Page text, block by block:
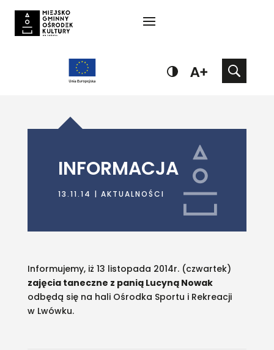
INFORMACJA
13.11.14 | AKTUALNOŚCI
Informujemy, iż 13 listopada 2014r. (czwartek)
zajęcia taneczne z panią Lucyną Nowak
odbędą się na hali Ośrodka Sportu i Rekreacji
w Lwówku.